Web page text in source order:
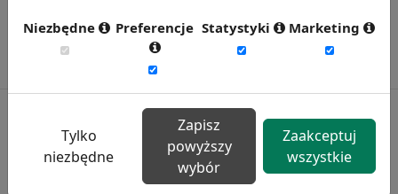
Rynekpracy.pl
Niezbędne Preferencje Statystyki Marketing
Tylko
niezbędne
Zapisz
powyższy
wybór
Zaakceptuj
wszystkie